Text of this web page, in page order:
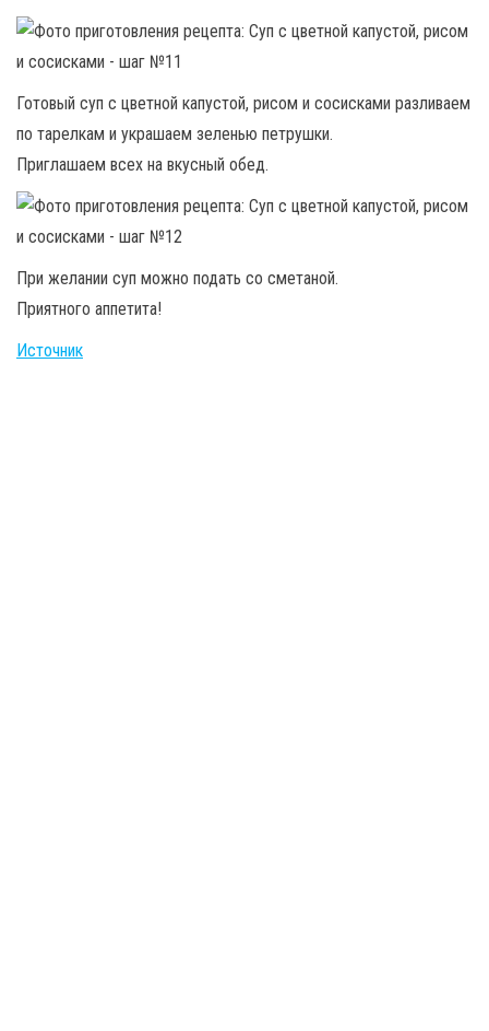
Готовый суп с цветной капустой, рисом и сосисками разливаем
по тарелкам и украшаем зеленью петрушки.
Приглашаем всех на вкусный обед.
При желании суп можно подать со сметаной.
Приятного аппетита!
Источник